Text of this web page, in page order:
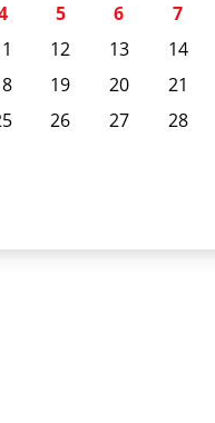
5 6 7
12 13 14
19 20 21
26 27 28